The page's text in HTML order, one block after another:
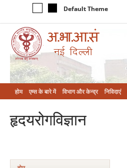
Default Theme
होम एम्‍स के बारे में विभाग और केन्‍द्र निविदाएं
हृदयरोगविज्ञान